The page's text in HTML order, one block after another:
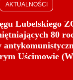
AKTUALNOŚCI
Lubelskiego
80
Uścimowie